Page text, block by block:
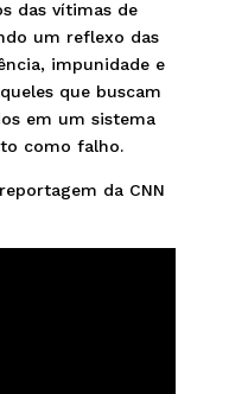
das vítimas de
um reflexo das
impunidade e
que buscam
em um sistema
como falho.
da CNN